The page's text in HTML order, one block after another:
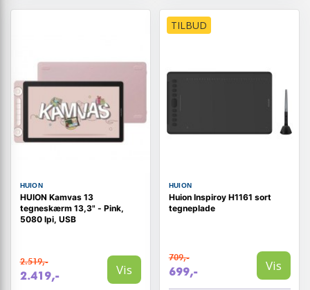
HUION
HUION Kamvas 13
tegneskærm 13,3" - Pink,
5080 lpi, USB
2.519,-
2.419,- Vis
TILBUD
HUION
Huion Inspiroy H1161 sort
tegneplade
709,-
699,- Vis